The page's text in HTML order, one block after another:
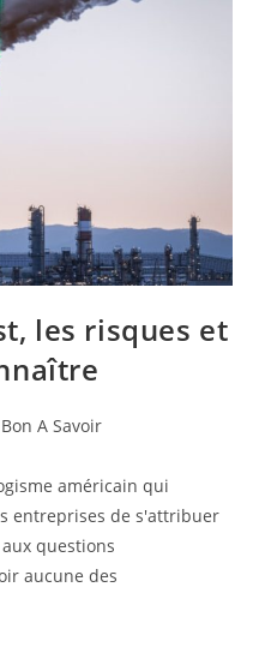
les risques et
Bon A Savoir
américain qui
entreprises de s'attribuer
questions
aucune des